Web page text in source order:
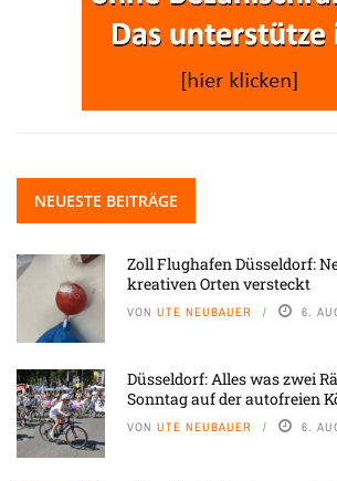
NEUESTE BEITRÄGE
Zoll Flughafen Düsseldorf:
kreativen Orten versteckt
VON UTE NEUBAUER 6.
Düsseldorf: Alles was zwei
Sonntag auf der autofreien
VON UTE NEUBAUER 6.